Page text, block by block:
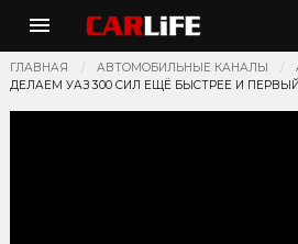
ГЛАВНАЯ АВТОМОБИЛЬНЫЕ КАНАЛЫ
ДЕЛАЕМ УАЗ 300 СИЛ ЕЩЁ БЫСТРЕЕ И